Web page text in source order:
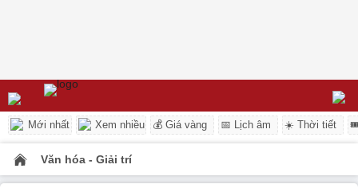
Mới nhất Xem nhiều 💰 Giá vàng 📅 Lịch âm ☀️ Thời tiết
Văn hóa - Giải trí